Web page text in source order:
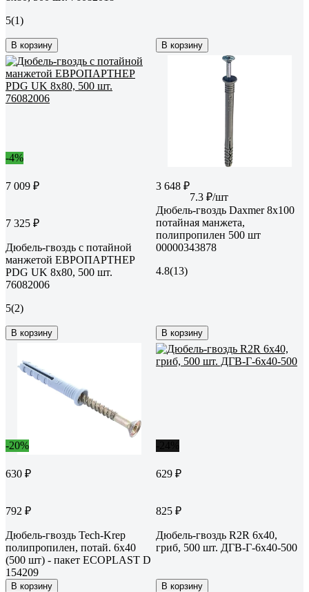
5(1)
В корзину В корзину
-4%
7 009 ₽
7 325 ₽
Дюбель-гвоздь с потайной
манжетой ЕВРОПАРТНЕР
PDG UK 8x80, 500 шт.
76082006
5(2)
В корзину
3 648 ₽
7.3 ₽/шт
Дюбель-гвоздь Daxmer 8x100
потайная манжета,
полипропилен 500 шт
00000343878
4.8(13)
В корзину
-20%
630 ₽
792 ₽
Дюбель-гвоздь Tech-Krep
полипропилен, потай. 6х40
(500 шт) - пакет ECOPLAST D
154209
В корзину
629 ₽
825 ₽
Дюбель-гвоздь R2R 6x40,
гриб, 500 шт. ДГВ-Г-6х40-500
В корзину